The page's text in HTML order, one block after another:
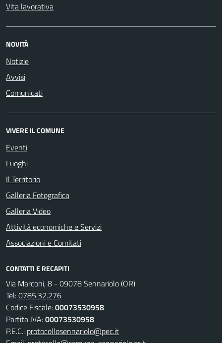
Vita lavorativa
NOVITÀ
Notizie
Avvisi
Comunicati
VIVERE IL COMUNE
Eventi
Luoghi
Il Territorio
Galleria Fotografica
Galleria Video
Attività economiche e Servizi
Associazioni e Comitati
CONTATTI E RECAPITI
Via Marconi, 8 - 09078 Sennariolo (OR)
Tel:0785.32.276
Codice Fiscale:00073530958
Partita IVA:00073530958
P.E.C.: protocollosennariolo@pec.it